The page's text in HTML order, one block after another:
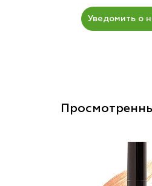
Уведомить о